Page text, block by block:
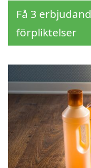
Få 3
förpliktelser